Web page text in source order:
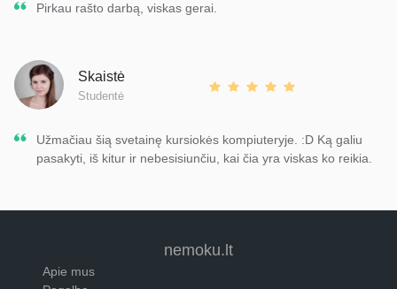
Pirkau rašto darbą, viskas gerai.
Skaistė
Studentė
Užmačiau šią svetainę kursiokės kompiuteryje. :D Ką galiu
pasakyti, iš kitur ir nebesisiunčiu, kai čia yra viskas ko reikia.
nemoku.lt
Apie mus